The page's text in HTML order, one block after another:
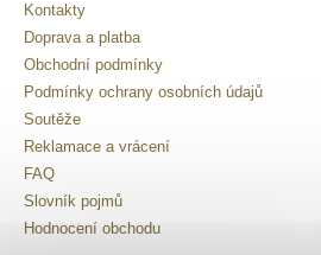
Kontakty
Doprava a platba
Obchodní podmínky
Podmínky ochrany osobních údajů
Soutěže
Reklamace a vrácení
FAQ
Slovník pojmů
Hodnocení obchodu